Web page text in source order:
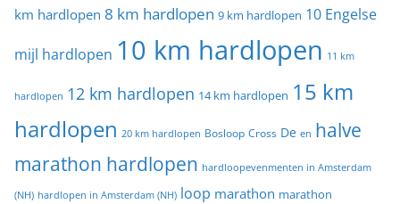
km hardlopen 8 km hardlopen 9 km hardlopen 10 Engelse
mijl hardlopen 10 km hardlopen 11 km
hardlopen 12 km hardlopen 14 km hardlopen 15 km
hardlopen 20 km hardlopen Bosloop Cross De en halve
marathon hardlopen hardloopevenmenten in Amsterdam
(NH) hardlopen in Amsterdam (NH) loop marathon marathon